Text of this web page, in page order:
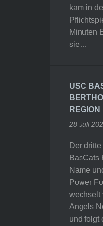
kam in
Minuten
sie…
USC
REGION
28 Juli
Der
BasCats
Name
Power
wechselt
Angels
und folgt